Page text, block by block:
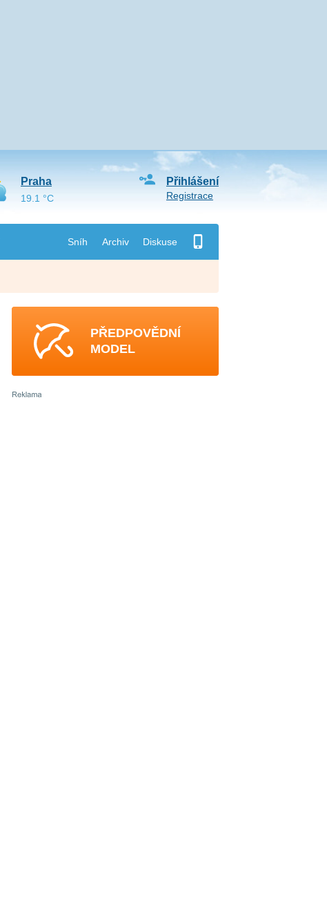
Sníh Archiv Diskuse
Přihlášení
Registrace
Praha
19.1 °C
PŘEDPOVĚDNÍ
MODEL